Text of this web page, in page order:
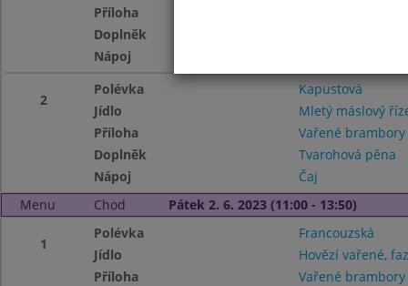
Příloha
Doplněk
Nápoj
2
Polévka
Kapustová
Jídlo
Mletý máslový
Příloha
Vařené
Doplněk
Tvarohová pěna
Nápoj
Čaj
Menu
Chod Pátek 2. 6. 2023 (11:00 - 13:50)
1
Polévka
Francouzská
Jídlo
Hovězí vařené,
Příloha
Vařené